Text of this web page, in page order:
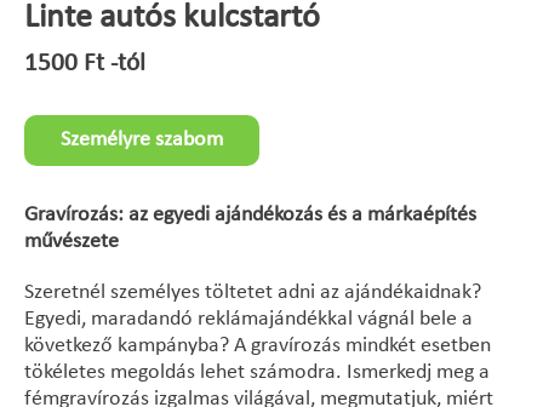
Linte autós kulcstartó
1500 Ft-tól
Személyre szabom
Gravírozás: az egyedi ajándékozás és a márkaépítés
művészete
Szeretnél személyes töltetet adni az ajándékaidnak?
Egyedi, maradandó reklámajándékkal vágnál bele a
következő kampányba? A gravírozás mindkét esetben
tökéletes megoldás lehet számodra. Ismerkedj meg a
fémgravírozás izgalmas világával, megmutatjuk, miért